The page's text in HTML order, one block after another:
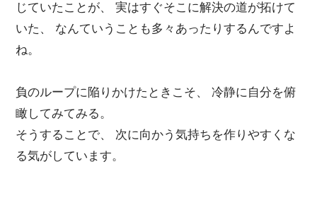
じていたことが、 実はすぐそこに解決の道が拓けて
いた、 なんていうことも多々あったりするんですよ
ね。
負のループに陥りかけたときこそ、 冷静に自分を俯
瞰してみてみる。
そうすることで、 次に向かう気持ちを作りやすくな
る気がしています。